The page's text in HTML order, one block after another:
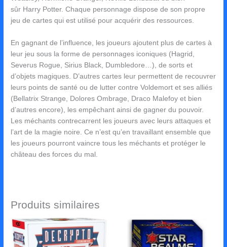
sûr Harry Potter. Chaque personnage dispose de son propre
jeu de cartes qui est utilisé pour acquérir des ressources.
En gagnant de l’influence, les joueurs ajoutent plus de cartes à
leur jeu sous la forme de personnages iconiques (Hagrid,
Severus Rogue, Sirius Black, Dumbledore…), de sorts et
d’objets magiques. D’autres cartes leur permettent de recouvrer
leurs points de santé ou de lutter contre Voldemort et ses alliés
(Bellatrix Strange, Dolores Ombrage, Draco Malefoy et bien
d’autres encore), les empêchant ainsi de gagner du pouvoir.
Les méchants contrecarrent les joueurs avec leurs attaques et
l’art de la magie noire. Ce n’est qu’en travaillant ensemble que
les joueurs pourront vaincre tous les méchants et protéger le
château des forces du mal.
Produits similaires